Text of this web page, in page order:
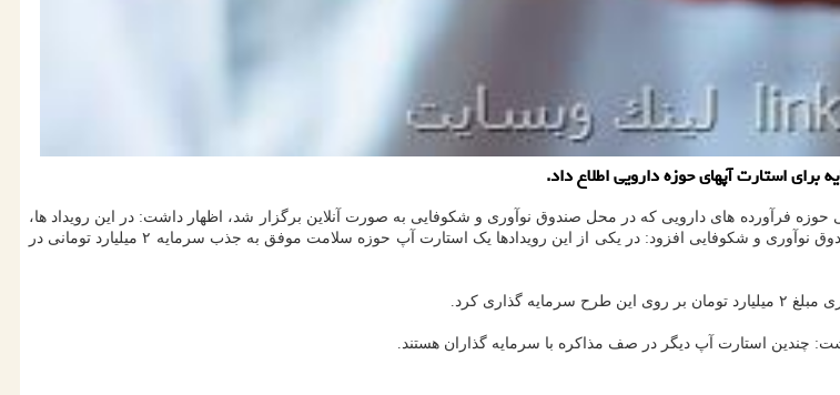
استارت آپهای حوزه دارویی اطلاع داد.
فرآورده های دارویی که در محل صندوق نوآوری و شکوفایی به صورت آنلاین برگزار شد، اظهار داشت: در این رویداد ها،
ها با سرمایه گذاران و صندوق های سرمایه گذاری در ارتباط هستند. معاون نوآوری صندوق نوآوری و شکوفایی افزود: در یکی از این رویدادها یک استارت آپ حوزه سلامت موفق به جذب سرمایه ۲ میلیارد تومانی در
کرد.
چندین استارت آپ دیگر در صف مذاکره با سرمایه گذاران هستند.